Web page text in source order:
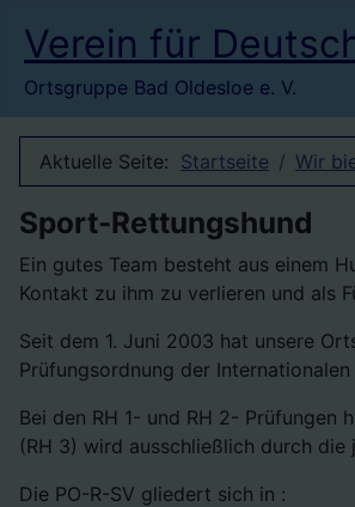
Verein für
Ortsgruppe Bad Oldesloe e. V.
Aktuelle Seite: Startseite Wir
Sport-Rettungshund
Ein gutes Team besteht aus einem
Kontakt zu ihm zu verlieren und als
Seit dem 1. Juni 2003 hat unsere
Prüfungsordnung der
Bei den RH 1- und RH 2-
(RH 3) wird ausschließlich durch
Die PO-R-SV gliedert sich in :